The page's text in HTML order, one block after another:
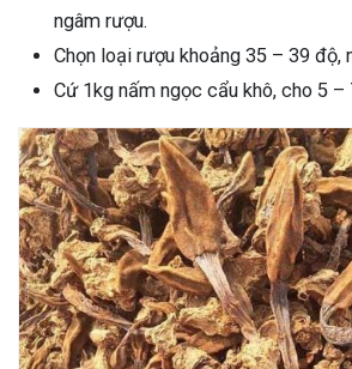
ngâm rượu.
Chọn loại rượu khoảng 35 – 39 độ,
Cứ 1kg nấm ngọc cẩu khô, cho 5 –